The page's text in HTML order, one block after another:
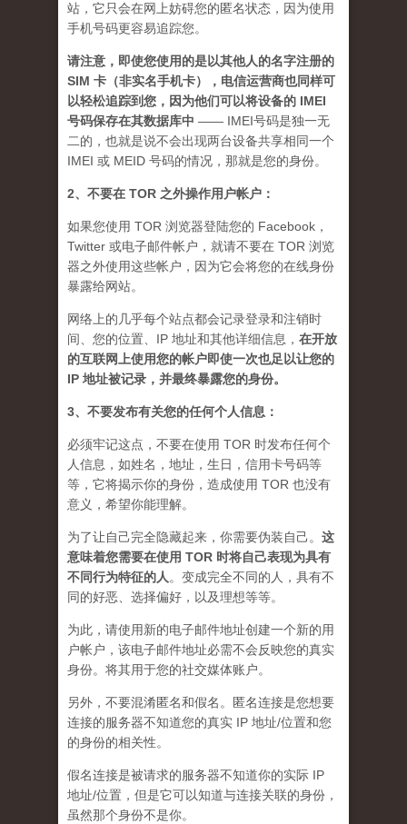
站，它只会在网上妨碍您的匿名状态，因为使用
手机号码更容易追踪您。
请注意，即使您使用的是以其他人的名字注册的
SIM 卡（非实名手机卡），电信运营商也同样可
以轻松追踪到您，因为他们可以将设备的 IMEI
号码保存在其数据库中 —— IMEI号码是独一无
二的，也就是说不会出现两台设备共享相同一个
IMEI 或 MEID 号码的情况，那就是您的身份。
2、不要在 TOR 之外操作用户帐户：
如果您使用 TOR 浏览器登陆您的 Facebook，
Twitter 或电子邮件帐户，就请不要在 TOR 浏览
器之外使用这些帐户，因为它会将您的在线身份
暴露给网站。
网络上的几乎每个站点都会记录登录和注销时
间、您的位置、IP 地址和其他详细信息， 在开放
的互联网上使用您的帐户即使一次也足以让您的
IP 地址被记录，并最终暴露您的身份。
3、不要发布有关您的任何个人信息：
必须牢记这点，不要在使用 TOR 时发布任何个
人信息，如姓名，地址，生日，信用卡号码等
等，它将揭示你的身份，造成使用 TOR 也没有
意义，希望你能理解。
为了让自己完全隐藏起来，你需要伪装自己。 这
意味着您需要在使用 TOR 时将自己表现为具有
不同行为特征的人 。 变成完全不同的人，具有不
同的好恶、选择偏好，以及理想等等。
为此，请使用新的电子邮件地址创建一个新的用
户帐户，该电子邮件地址必需不会反映您的真实
身份。将其用于您的社交媒体账户。
另外，不要混淆匿名和假名。匿名连接是您想要
连接的服务器不知道您的真实 IP 地址/位置和您
的身份的相关性。
假名连接是被请求的服务器不知道你的实际 IP
地址/位置，但是它可以知道与连接关联的身份，
虽然那个身份不是你。